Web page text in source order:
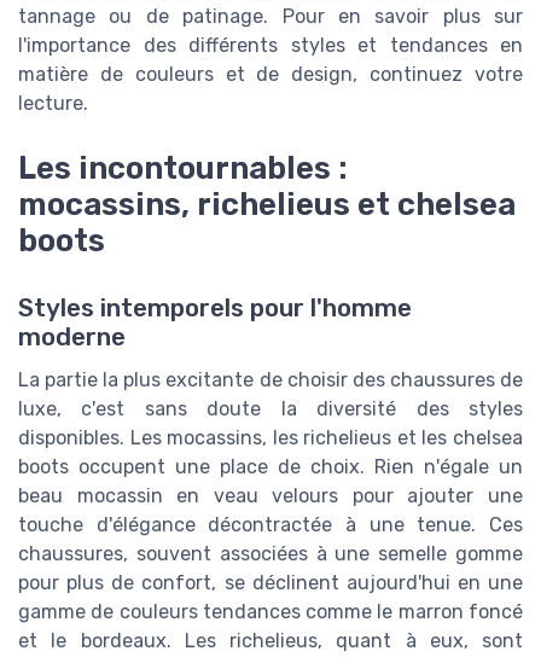
tannage ou de patinage. Pour en savoir plus sur
l'importance des différents styles et tendances en
matière de couleurs et de design, continuez votre
lecture.
Les incontournables :
mocassins, richelieus et chelsea
boots
Styles intemporels pour l'homme
moderne
La partie la plus excitante de choisir des chaussures de
luxe, c'est sans doute la diversité des styles
disponibles. Les mocassins, les richelieus et les chelsea
boots occupent une place de choix. Rien n'égale un
beau mocassin en veau velours pour ajouter une
touche d'élégance décontractée à une tenue. Ces
chaussures, souvent associées à une semelle gomme
pour plus de confort, se déclinent aujourd'hui en une
gamme de couleurs tendances comme le marron foncé
et le bordeaux. Les richelieus, quant à eux, sont